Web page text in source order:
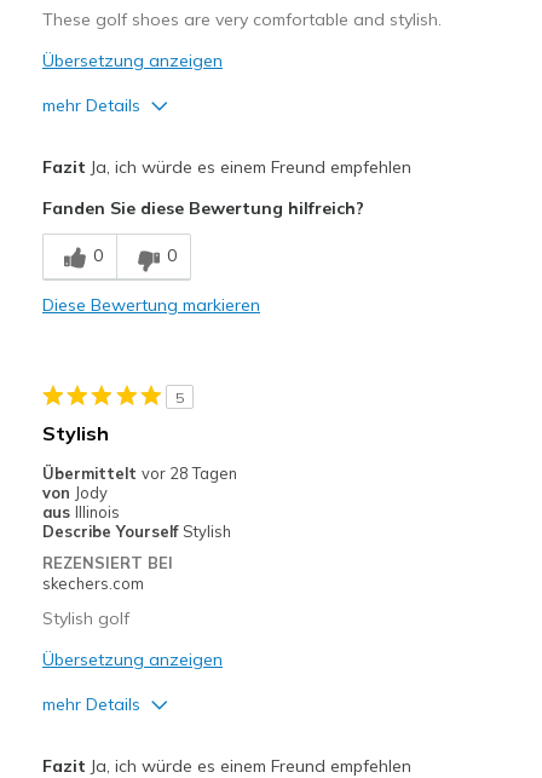
Feels true to size
View On Shoes
I'm Into Shoes
These golf shoes are very comfortable and stylish.
Übersetzung anzeigen
mehr Details
Comfortable
Stylish
View On Shoes
Shoes are for Wearing
Fazit Ja, ich würde es einem Freund empfehlen
Fanden Sie diese Bewertung hilfreich?
0 0
Diese Bewertung markieren
5
Stylish
Übermittelt vor 28 Tagen
von Jody
aus Illinois
Describe Yourself Stylish
REZENSIERT BEI
skechers.com
Stylish golf
Übersetzung anzeigen
mehr Details
Fazit Ja, ich würde es einem Freund empfehlen